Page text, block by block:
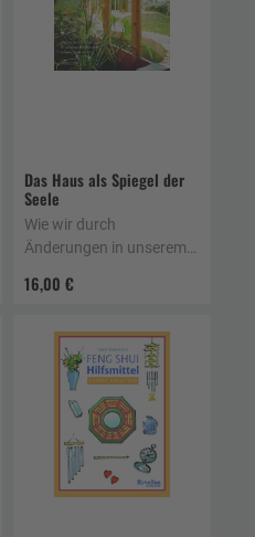
Das Haus als Spiegel der
Seele
16,00 €
Wie wir durch
Änderungen in unserem
heilen